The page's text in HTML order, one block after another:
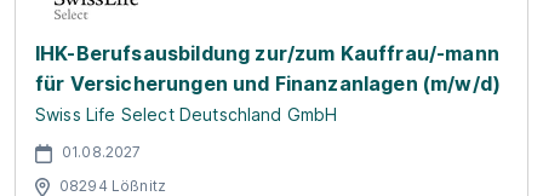
IHK-Berufsausbildung zur/zum Kauffrau/-mann
für Versicherungen und Finanzanlagen (m/w/d)
Swiss Life Select Deutschland GmbH
01.08.2027
08294 Lößnitz